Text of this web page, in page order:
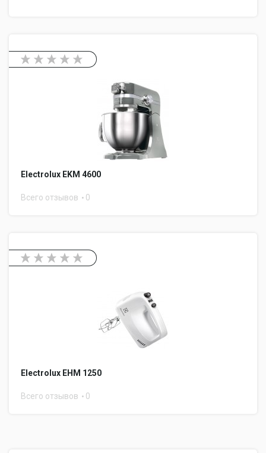
Electrolux EKM 4600
Всего отзывов 0
Electrolux EHM 1250
Всего отзывов 0